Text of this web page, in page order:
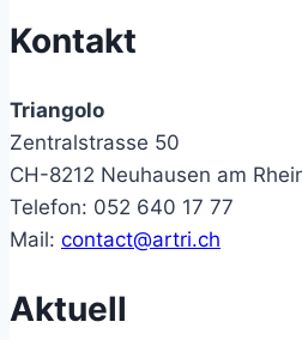
Kontakt
Triangolo
Zentralstrasse 50
CH-8212 Neuhausen am
Telefon: 052 640 17 77
Mail: contact@artri.ch
Aktuell